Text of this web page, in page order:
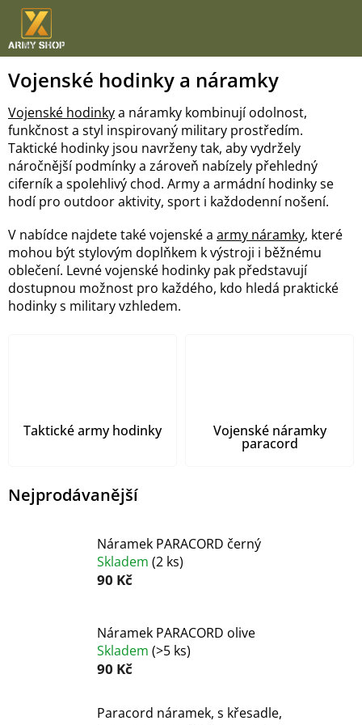
Přejít
obsah
Vojenské hodinky a náramky
Vojenské hodinkya náramky kombinují odolnost,
funkčnost a styl inspirovaný military prostředím.
Taktické hodinky jsou navrženy tak, aby vydržely
náročnější podmínky a zároveň nabízely přehledný
ciferník a spolehlivý chod. Army a armádní hodinky se
hodí pro outdoor aktivity, sport i každodenní nošení.
V nabídce najdete také vojenské a army náramky, které
mohou být stylovým doplňkem k výstroji i běžnému
oblečení. Levné vojenské hodinky pak představují
dostupnou možnost pro každého, kdo hledá praktické
hodinky s military vzhledem.
Taktické army hodinky Vojenské náramky
paracord
Nejprodávanější
Náramek PARACORD černý
Skladem (2 ks)
90 Kč
Náramek PARACORD olive
Skladem (>5 ks)
90 Kč
Paracord náramek, s křesadle,